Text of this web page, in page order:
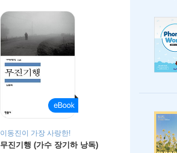
이동진이 가장 사랑한!
무진기행 (가수 장기하 낭독)